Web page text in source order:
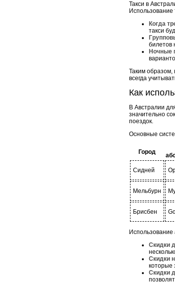
Такси в
Использование
Когда
такси
билетов
Ночные
Таким образом,
всегда
Как
В Австралии
значительно
поездок.
Основные
Город
Сидней
Мельбурн
Брисбен
Скидки
Скидки
которые
Скидки